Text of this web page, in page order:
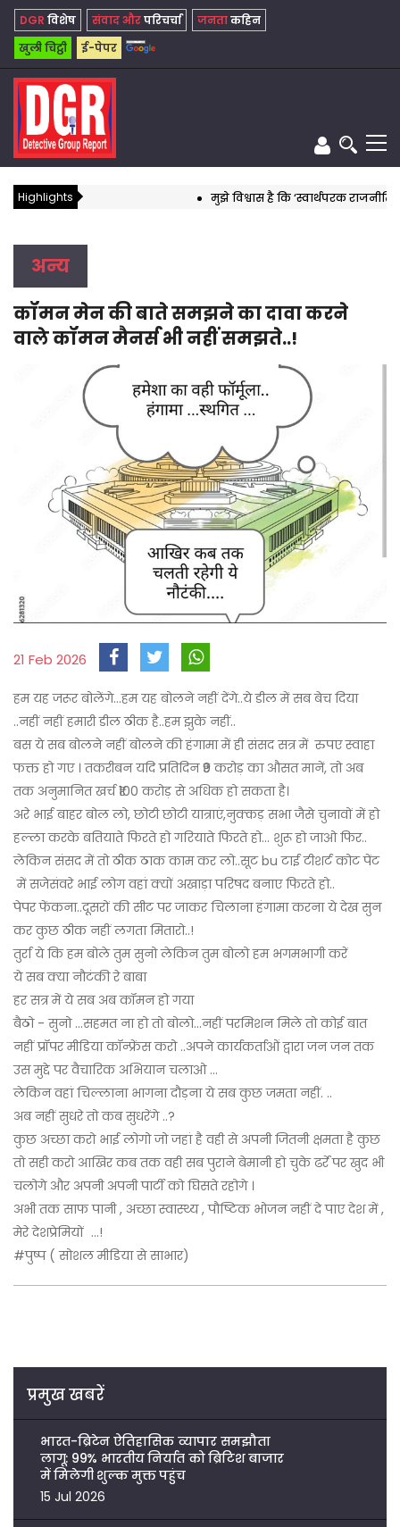
DGR विशेष संवाद औरपरिचर्चा जनताकहिन
खुली चिट्ठी
ई-पेपर
Highlights मुझे विश्वास है कि ‘स्वार्थपरक
अन्य
कॉमन मेन की बाते समझने का दावा करने
वाले कॉमन मैनर्स भी नहीं समझते..!
21 Feb 2026
हम यह जरूर बोलेंगे...हम यह बोलने नहीं देंगे..ये डील में सब बेच दिया
..नहीं नहीं हमारी डील ठीक है..हम झुके नहीं..
बस ये सब बोलने नहीं बोलने की हंगामा में ही संसद सत्र में रुपए स्वाहा
फक्त हो गए । तकरीबन यदि प्रतिदिन ₹9 करोड़ का औसत मानें, तो अब
तक अनुमानित खर्च ₹100 करोड़ से अधिक हो सकता है।
अरे भाई बाहर बोल लो, छोटी छोटी यात्राएं,नुक्कड़ सभा जैसे चुनावों में हो
हल्ला करके बतियाते फिरते हो गरियाते फिरते हो... शुरू हो जाओ फिर..
लेकिन संसद में तो ठीक ठाक काम कर लो..सूट bu टाई टीशर्ट कोट पेंट
में सजेसंवरे भाई लोग वहां क्यों अखाड़ा परिषद बनाए फिरते हो..
पेपर फेंकना..दूसरों की सीट पर जाकर चिलाना हंगामा करना ये देख सुन
कर कुछ ठीक नहीं लगता मितारो..!
तुर्रा ये कि हम बोले तुम सुनो लेकिन तुम बोलो हम भगमभागी करें
ये सब क्या नौटंकी रे बाबा
हर सत्र में ये सब अब कॉमन हो गया
बैठो - सुनो ...सहमत ना हो तो बोलो...नहीं परमिशन मिले तो कोई बात
नहीं प्रॉपर मीडिया कॉन्फ्रेंस करो ..अपने कार्यकर्ताओं द्वारा जन जन तक
उस मुद्दे पर वैचारिक अभियान चलाओ ...
लेकिन वहां चिल्लाना भागना दौड़ना ये सब कुछ जमता नहीं. ..
अब नहीं सुधरे तो कब सुधरेंगे ..?
कुछ अच्छा करो भाई लोगो जो जहां है वही से अपनी जितनी क्षमता है कुछ
तो सही करो आखिर कब तक वही सब पुराने बेमानी हो चुके ढर्रे पर खुद भी
चलोगे और अपनी अपनी पार्टी को घिसते रहोगे ।
अभी तक साफ पानी , अच्छा स्वास्थ्य , पौष्टिक भोजन नहीं दे पाए देश में ,
मेरे देशप्रेमियों ...!
#पुष्प ( सोशल मीडिया से साभार)
प्रमुख खबरें
भारत-ब्रिटेन ऐतिहासिक व्यापार समझौता
लागू: 99% भारतीय निर्यात को ब्रिटिश बाजार
में मिलेगी शुल्क मुक्त पहुंच
15 Jul 2026